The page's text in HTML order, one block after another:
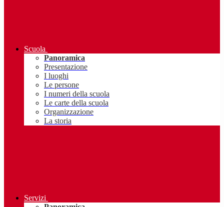
Scuola
Panoramica
Presentazione
I luoghi
Le persone
I numeri della scuola
Le carte della scuola
Organizzazione
La storia
Servizi